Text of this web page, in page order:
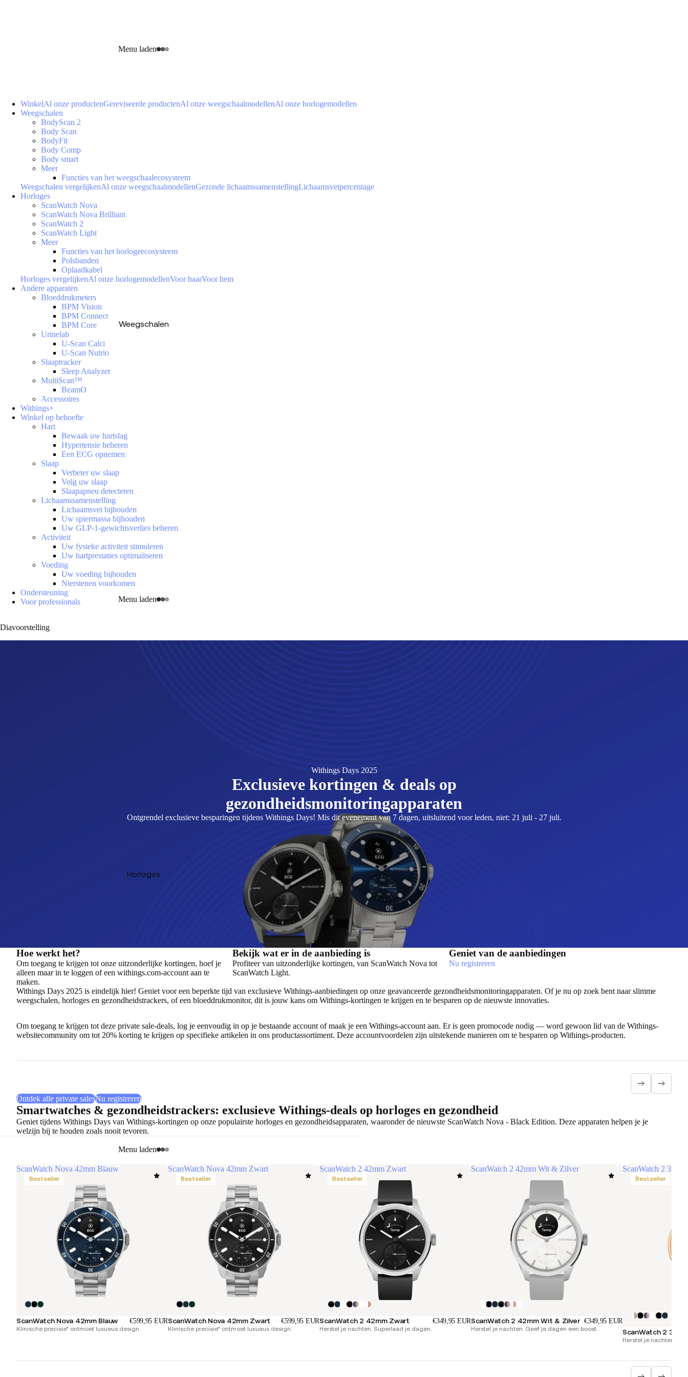
Menu laden
Weegschalen
Menu laden
Horloges
Menu laden
WinkelAl onze productenGereviseerde productenAl onze weegschaalmodellenAl onze horlogemodellen
Weegschalen
BodyScan 2
Body Scan
BodyFit
Body Comp
Body smart
Meer
Functies van het weegschaalecosysteem
Weegschalen vergelijkenAl onze weegschaalmodellenGezonde lichaamssamenstellingLichaamsvetpercentage
Horloges
ScanWatch Nova
ScanWatch Nova Brilliant
ScanWatch 2
ScanWatch Light
Meer
Functies van het horlogeecosysteem
Polsbanden
Oplaadkabel
Horloges vergelijkenAl onze horlogemodellenVoor haarVoor hem
Andere apparaten
Bloeddrukmeters
BPM Vision
BPM Connect
BPM Core
Urinelab
U-Scan Calci
U-Scan Nutrio
Slaaptracker
Sleep Analyzer
MultiScan™
BeamO
Accessoires
Withings+
Winkel op behoefte
Hart
Bewaak uw hartslag
Hypertensie beheren
Een ECG opnemen
Slaap
Verbeter uw slaap
Volg uw slaap
Slaapapneu detecteren
Lichaamssamenstelling
Lichaamsvet bijhouden
Uw spiermassa bijhouden
Uw GLP-1-gewichtsverlies beheren
Activiteit
Uw fysieke activiteit stimuleren
Uw hartprestaties optimaliseren
Voeding
Uw voeding bijhouden
Nierstenen voorkomen
Ondersteuning
Voor professionals
Diavoorstelling
Withings Days 2025
Exclusieve kortingen & deals op
gezondheidsmonitoringapparaten
Ontgrendel exclusieve besparingen tijdens Withings Days! Mis dit evenement van 7 dagen, uitsluitend voor leden, niet: 21 juli - 27 juli.
Hoe werkt het?
Om toegang te krijgen tot onze uitzonderlijke kortingen, hoef je
alleen maar in te loggen of een withings.com-account aan te
maken.
Bekijk wat er in de aanbieding is
Profiteer van uitzonderlijke kortingen, van ScanWatch Nova tot
ScanWatch Light.
Geniet van de aanbiedingen
Nu registreren
Withings Days 2025 is eindelijk hier! Geniet voor een beperkte tijd van exclusieve Withings-aanbiedingen op onze geavanceerde gezondheidsmonitoringapparaten. Of je nu op zoek bent naar slimme
weegschalen, horloges en gezondheidstrackers, of een bloeddrukmonitor, dit is jouw kans om Withings-kortingen te krijgen en te besparen op de nieuwste innovaties.
Om toegang te krijgen tot deze private sale-deals, log je eenvoudig in op je bestaande account of maak je een Withings-account aan. Er is geen promocode nodig — word gewoon lid van de Withings-
websitecommunity om tot 20% korting te krijgen op specifieke artikelen in ons productassortiment. Deze accountvoordelen zijn uitstekende manieren om te besparen op Withings-producten.
kopen
kopen
kopen
kopen
Ontdek alle private salesNu registreren
Smartwatches & gezondheidstrackers: exclusieve Withings-deals op horloges en gezondheid
Geniet tijdens Withings Days van Withings-kortingen op onze populairste horloges en gezondheidsapparaten, waaronder de nieuwste ScanWatch Nova - Black Edition. Deze apparaten helpen je je
welzijn bij te houden zoals nooit tevoren.
ScanWatch Nova 42mm Blauw
Bestseller
ScanWatch Nova 42mm Blauw €599,95 EUR
Klinische precisie* ontmoet luxueus design.
ScanWatch Nova 42mm Zwart
Bestseller
ScanWatch Nova 42mm Zwart €599,95 EUR
Klinische precisie* ontmoet luxueus design.
ScanWatch 2 42mm Zwart
Bestseller
ScanWatch 2 42mm Zwart €349,95 EUR
Herstel je nachten. Superlaad je dagen.
ScanWatch 2 42mm Wit & Zilver
ScanWatch 2 42mm Wit & Zilver €349,95 EUR
Herstel je nachten. Geef je dagen een boost.
ScanWatch 2
Bestseller
ScanWatch 2
Herstel je nachten.